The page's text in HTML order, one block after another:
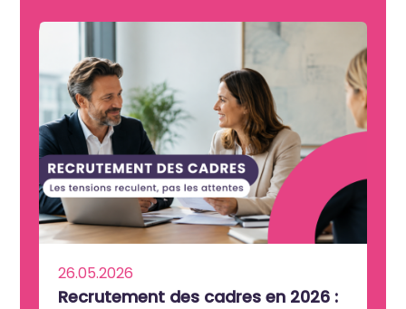
26.05.2026
Recrutement des cadres en 2026 :